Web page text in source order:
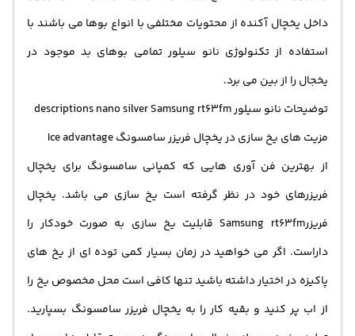
داخل یخچال آکنده از محتویات مختلفی با انواع بوها می باشند با
استفاده از تکنولوژی نانو سیلور تمامی بوهای بد موجود در
یخجال را از بین می برد.
توضیحات نانو سیلور descriptions nano silver Samsung rt63fm
مزیت های یخ سازی در یخچال فریزر سامسونگ Ice advantage
از بهترین فن آوری هایی که کمپانی سامسونگ برای یخچال
فریزرهای خود در نظر گرفته است یخ سازی می باشد. یخچال
فریزرSamsung rt63fm قابلیت یخ سازی به صورت خودکار را
داراست. اگر می خواهید در زمان بسیار کمی توده ای از یخ های
پاکیزه در اختیار داشته باشید تنها کافی است محل مخصوص یخ را
از اب پر کنید و بقیه کار را به یخچال فریزر سامسونگ بسپارید.